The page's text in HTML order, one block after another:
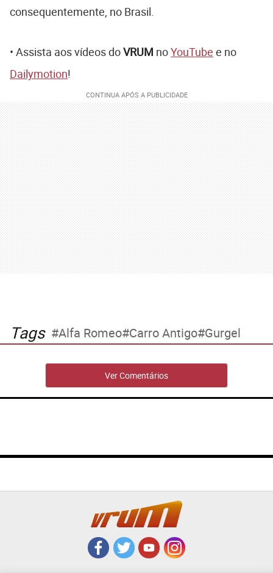
consequentemente, no Brasil.
• Assista aos vídeos doVRUM noYouTube e no
Dailymotion!
Tags Alfa Romeo Carro Antigo Gurgel
Ver Comentários